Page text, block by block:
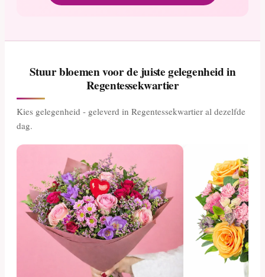
Stuur bloemen voor de juiste gelegenheid in
Regentessekwartier
Kies gelegenheid - geleverd in Regentessekwartier al dezelfde
dag.